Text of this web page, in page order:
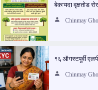
बेकायदा वृक्षतोड
Chinmay
१६ ऑगस्टपूर्वी
Chinmay